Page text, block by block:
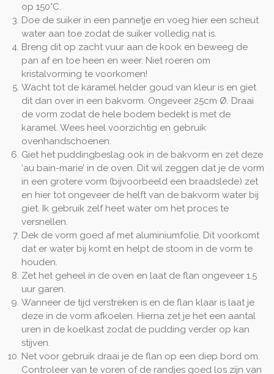
op 150°C.
Doe de suiker in een pannetje en voeg hier een scheut
water aan toe zodat de suiker volledig nat is.
Breng dit op zacht vuur aan de kook en beweeg de
pan af en toe heen en weer. Niet roeren om
kristalvorming te voorkomen!
Wacht tot de karamel helder goud van kleur is en giet
dit dan over in een bakvorm. Ongeveer 25cm Ø. Draai
de vorm zodat de hele bodem bedekt is met de
karamel. Wees heel voorzichtig en gebruik
ovenhandschoenen.
Giet het puddingbeslag ook in de bakvorm en zet deze
‘au bain-marie’ in de oven. Dit wil zeggen dat je de vorm
in een grotere vorm (bijvoorbeeld een braadslede) zet
en hier tot ongeveer de helft van de bakvorm water bij
giet. Ik gebruik zelf heet water om het proces te
versnellen.
Dek de vorm goed af met aluminiumfolie. Dit voorkomt
dat er water bij komt en helpt de stoom in de vorm te
houden.
Zet het geheel in de oven en laat de flan ongeveer 1.5
uur garen.
Wanneer de tijd verstreken is en de flan klaar is laat je
deze in de vorm afkoelen. Hierna zet je het een aantal
uren in de koelkast zodat de pudding verder op kan
stijven.
Net voor gebruik draai je de flan op een diep bord om.
Controleer van te voren of de randjes goed los zijn van